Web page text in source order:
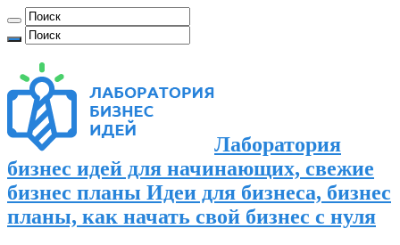
Лаборатория
бизнес идей для начинающих, свежие
бизнес планы Идеи для бизнеса, бизнес
планы, как начать свой бизнес с нуля